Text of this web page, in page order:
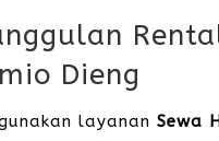
Dieng
layanan Sewa